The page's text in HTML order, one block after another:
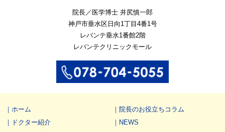
院長／医学博士 井尻慎一郎
神戸市垂水区日向1丁目4番1号
レバンテ垂水1番館2階
レバンテクリニックモール
ホーム
ドクター紹介
院長のお役立ちコラム
NEWS